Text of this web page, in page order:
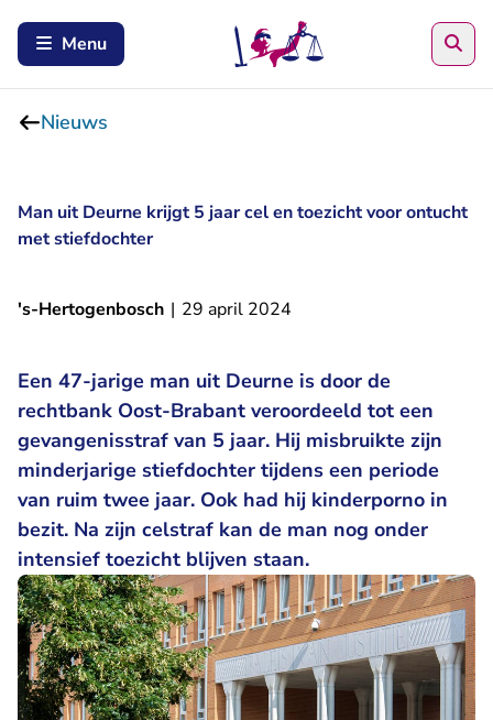
Menu
Nieuws
Man uit Deurne krijgt 5 jaar cel en toezicht voor ontucht
met stiefdochter
's-Hertogenbosch | 29 april 2024
Een 47-jarige man uit Deurne is door de
rechtbank Oost-Brabant veroordeeld tot een
gevangenisstraf van 5 jaar. Hij misbruikte zijn
minderjarige stiefdochter tijdens een periode
van ruim twee jaar. Ook had hij kinderporno in
bezit. Na zijn celstraf kan de man nog onder
intensief toezicht blijven staan.